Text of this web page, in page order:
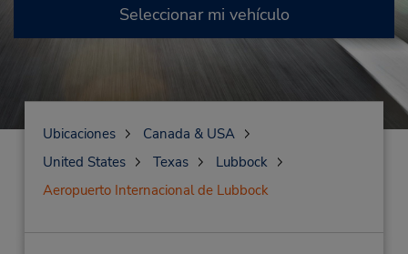
Seleccionar mi vehículo
Ubicaciones
Canada & USA
United States
Texas
Lubbock
Aeropuerto Internacional de Lubbock